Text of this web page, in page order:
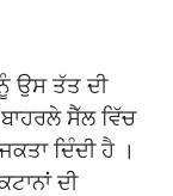
ਉਸ ਤੱਤ ਦੀ
ਸੈੱਲ ਵਿੱਚ
ਦਿੰਦੀ ਹੈ ।
ਦੀ